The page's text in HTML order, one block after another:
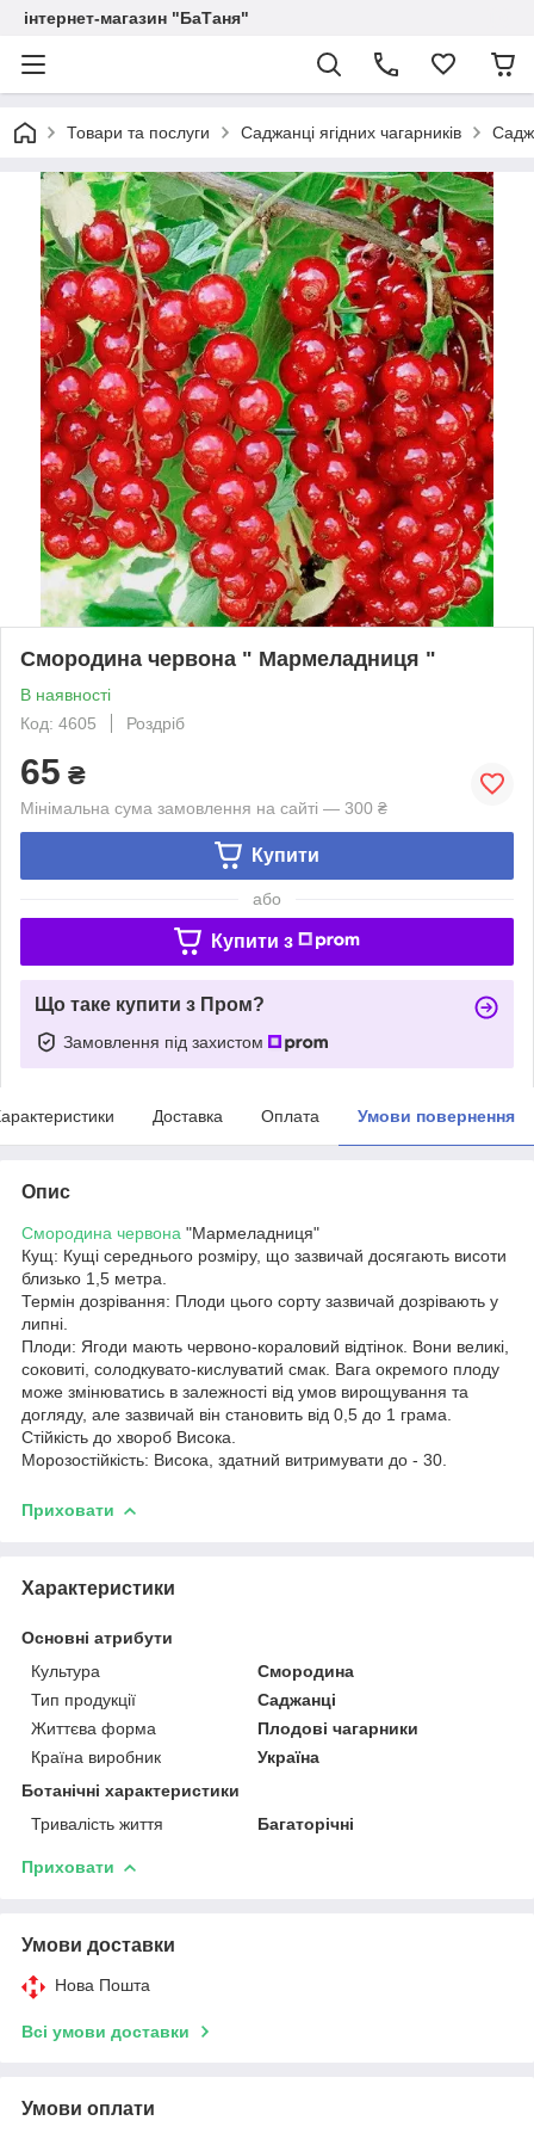
інтернет-магазин "БаТаня"
Товари та послуги Саджанці ягідних чагарників
Смородина червона " Мармеладниця "
В наявності
Код: 4605
Роздріб
65 ₴
Мінімальна сума замовлення на сайті — 300 ₴
Купити
або
Купити з
Що таке купити з Пром?
Замовлення під захистом
Доставка Оплата Умови повернення
Опис
Смородина червона "Мармеладниця"
Кущ: Кущі середнього розміру, що зазвичай досягають висоти
близько 1,5 метра.
Термін дозрівання: Плоди цього сорту зазвичай дозрівають у
липні.
Плоди: Ягоди мають червоно-кораловий відтінок. Вони великі,
соковиті, солодкувато-кислуватий смак. Вага окремого плоду
може змінюватись в залежності від умов вирощування та
догляду, але зазвичай він становить від 0,5 до 1 грама.
Стійкість до хвороб Висока.
Морозостійкість: Висока, здатний витримувати до - 30.
Приховати
Характеристики
Основні атрибути
Культура
Смородина
Тип продукції
Саджанці
Життєва форма
Плодові чагарники
Країна виробник
Україна
Ботанічні характеристики
Тривалість життя
Багаторічні
Приховати
Умови доставки
Нова Пошта
Всі умови доставки
Умови оплати